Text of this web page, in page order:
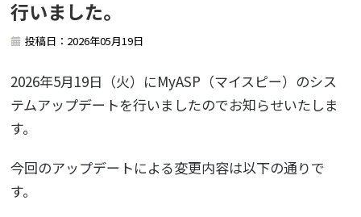
行いました。
投稿日：2026年05月19日
2026年5月19日（火）にMyASP（マイスピー）のシス
テムアップデートを行いましたのでお知らせいたしま
す。
今回のアップデートによる変更内容は以下の通りで
す。